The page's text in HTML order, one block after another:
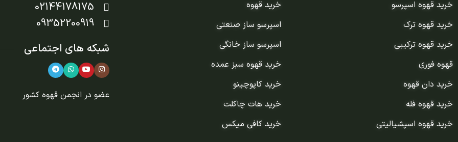
خرید قهوه اسپرسو
خرید قهوه ترک
خرید قهوه ترکیبی
قهوه فوری
خرید دان قهوه
خرید قهوه فله
خرید قهوه اسپشیالیتی
خرید قهوه
اسپرسو ساز صنعتی
اسپرسو ساز خانگی
خرید قهوه سبز عمده
خرید کاپوچینو
خرید هات چاکلت
خرید کافی میکس
02144178175
09352200919
شبکه های اجتماعی
عضو در انجمن قهوه کشور